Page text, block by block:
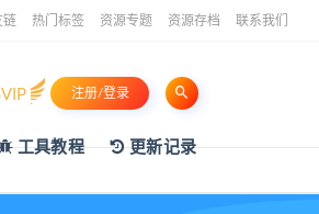
链 热门标签 资源专题 资源存档 联系我们
注册/登录
工具教程 更新记录